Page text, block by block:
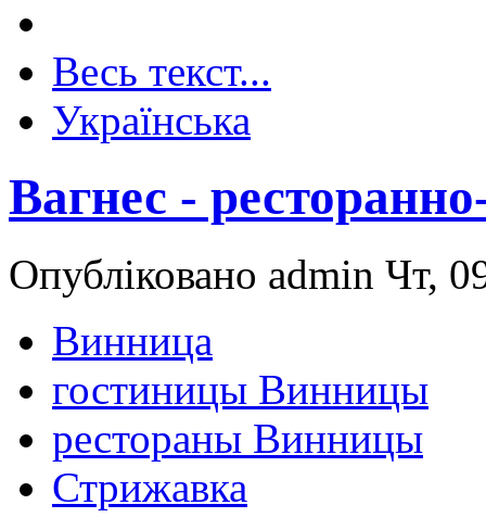
Весь текст...
Українська
Вагнес -
Опубліковано admin Чт,
Винница
гостиницы Винницы
рестораны Винницы
Стрижавка